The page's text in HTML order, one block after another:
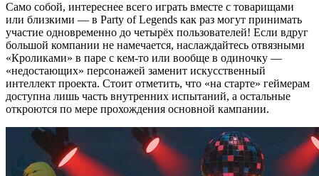
Само собой, интереснее всего играть вместе с товарищами
или близкими — в Party of Legends как раз могут принимать
участие одновременно до четырёх пользователей! Если вдруг
большой компании не намечается, наслаждайтесь отвязными
«Кроликами» в паре с кем-то или вообще в одиночку —
«недостающих» персонажей заменит искусственный
интеллект проекта. Стоит отметить, что «на старте» геймерам
доступна лишь часть внутренних испытаний, а остальные
откроются по мере прохождения основной кампании.